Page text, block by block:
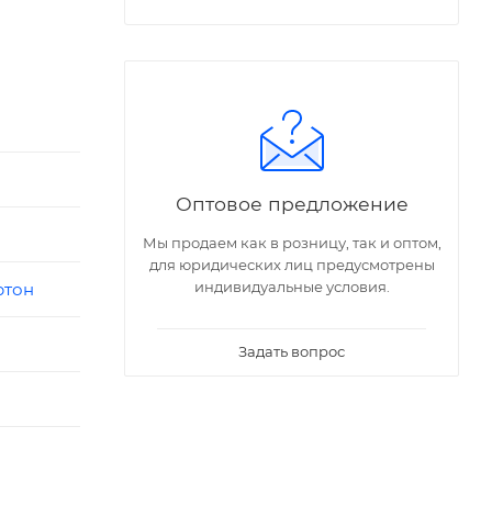
Оптовое предложение
Мы продаем как в розницу, так и оптом,
для юридических лиц предусмотрены
индивидуальные условия.
Задать вопрос